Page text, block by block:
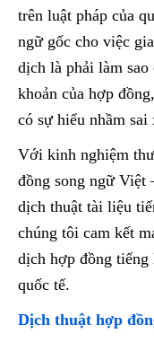
trên luật pháp của
ngữ gốc cho việc
dịch là phải làm
khoản của hợp
có sự hiểu nhầm
Với kinh nghiệm
đồng song ngữ Việt
dịch thuật tài liệu
chúng tôi cam kết
dịch hợp đồng tiếng
quốc tế.
Dịch thuật hợp